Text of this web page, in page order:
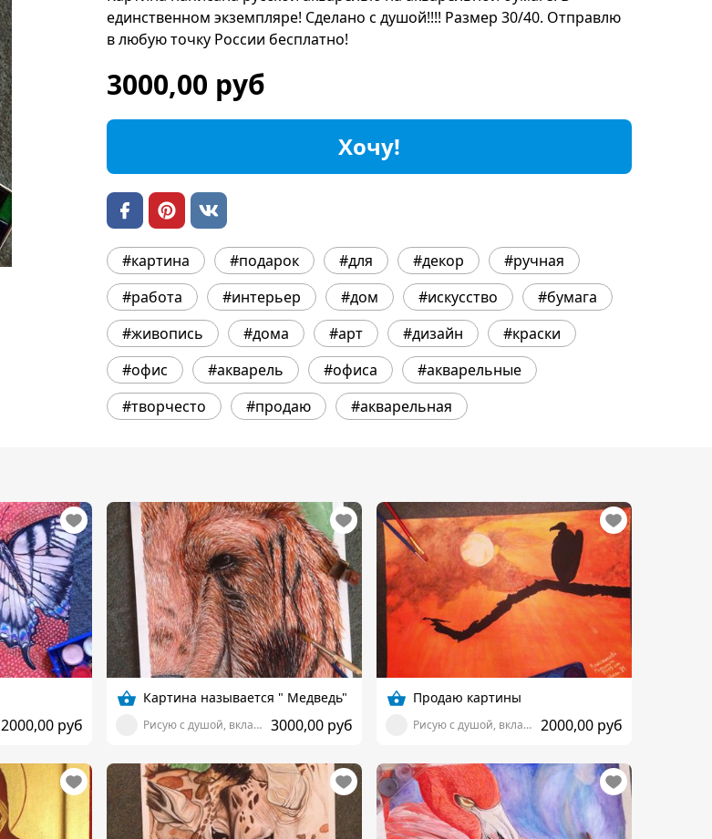
единственном экземпляре! Сделано с душой!!!! Размер 30/40. Отправлю
в любую точку России бесплатно!
3000,00 руб
Хочу!
#картина #подарок #для #декор
#ручная
#работа
#интерьер #дом #искусство
#бумага
#живопись
#дома #арт #дизайн
#краски
#офис
#акварель #офиса
#акварельные
#творчесто
#продаю #акварельная
2000,00 руб
Картина называется " Медведь"
Рисую с душой, вкладывая частичку себя! 3000,00 руб
Продаю картины
Рисую с душой, вкладывая частичку себя! 2000,00 руб